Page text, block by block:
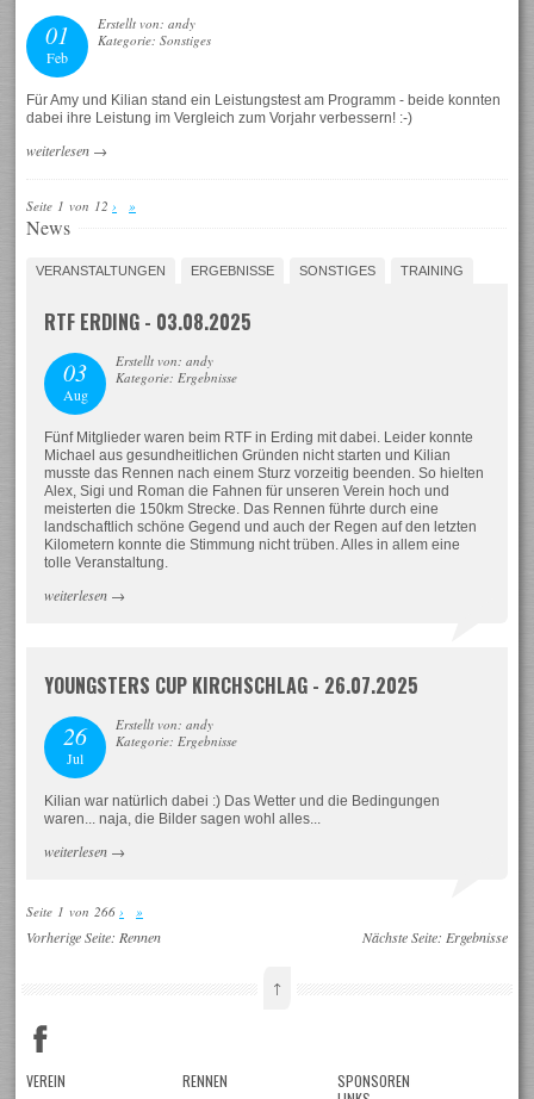
01
Feb
Erstellt von: andy
Kategorie: Sonstiges
Für Amy und Kilian stand ein Leistungstest am Programm - beide konnten
dabei ihre Leistung im Vergleich zum Vorjahr verbessern! :-)
weiterlesen →
Seite 1 von 12 › »
News
VERANSTALTUNGEN ERGEBNISSE SONSTIGES TRAINING
RTF ERDING - 03.08.2025
03
Aug
Erstellt von: andy
Kategorie: Ergebnisse
Fünf Mitglieder waren beim RTF in Erding mit dabei. Leider konnte
Michael aus gesundheitlichen Gründen nicht starten und Kilian
musste das Rennen nach einem Sturz vorzeitig beenden. So hielten
Alex, Sigi und Roman die Fahnen für unseren Verein hoch und
meisterten die 150km Strecke. Das Rennen führte durch eine
landschaftlich schöne Gegend und auch der Regen auf den letzten
Kilometern konnte die Stimmung nicht trüben. Alles in allem eine
tolle Veranstaltung.
weiterlesen →
YOUNGSTERS CUP KIRCHSCHLAG - 26.07.2025
26
Jul
Erstellt von: andy
Kategorie: Ergebnisse
Kilian war natürlich dabei :) Das Wetter und die Bedingungen
waren... naja, die Bilder sagen wohl alles...
weiterlesen →
Seite 1 von 266 › »
Vorherige Seite: Rennen Nächste Seite: Ergebnisse
↑
VEREIN RENNEN
SPONSOREN